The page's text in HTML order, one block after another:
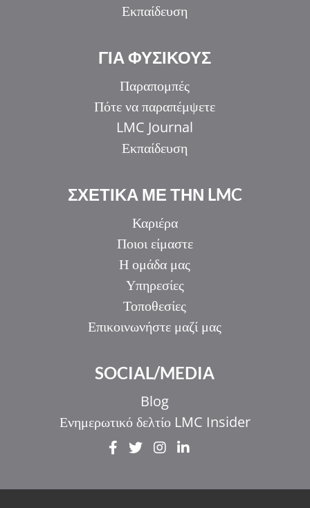
Εκπαίδευση
ΓΙΑ ΦΥΣΙΚΟΥΣ
Παραπομπές
Πότε να παραπέμψετε
LMC Journal
Εκπαίδευση
ΣΧΕΤΙΚΑ ΜΕ ΤΗΝ LMC
Καριέρα
Ποιοι είμαστε
Η ομάδα μας
Υπηρεσίες
Τοποθεσίες
Επικοινωνήστε μαζί μας
SOCIAL/MEDIA
Blog
Ενημερωτικό δελτίο LMC Insider